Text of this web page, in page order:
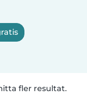
fler resultat.